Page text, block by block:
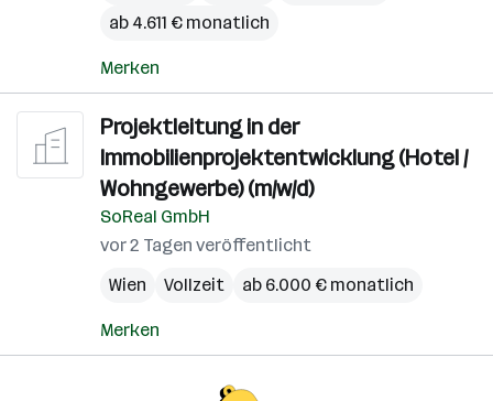
ab 4.611 € monatlich
Merken
Projektleitung in der
Immobilienprojektentwicklung (Hotel /
Wohngewerbe) (m/w/d)
SoReal GmbH
vor 2 Tagen veröffentlicht
Wien
Vollzeit ab 6.000 € monatlich
Merken